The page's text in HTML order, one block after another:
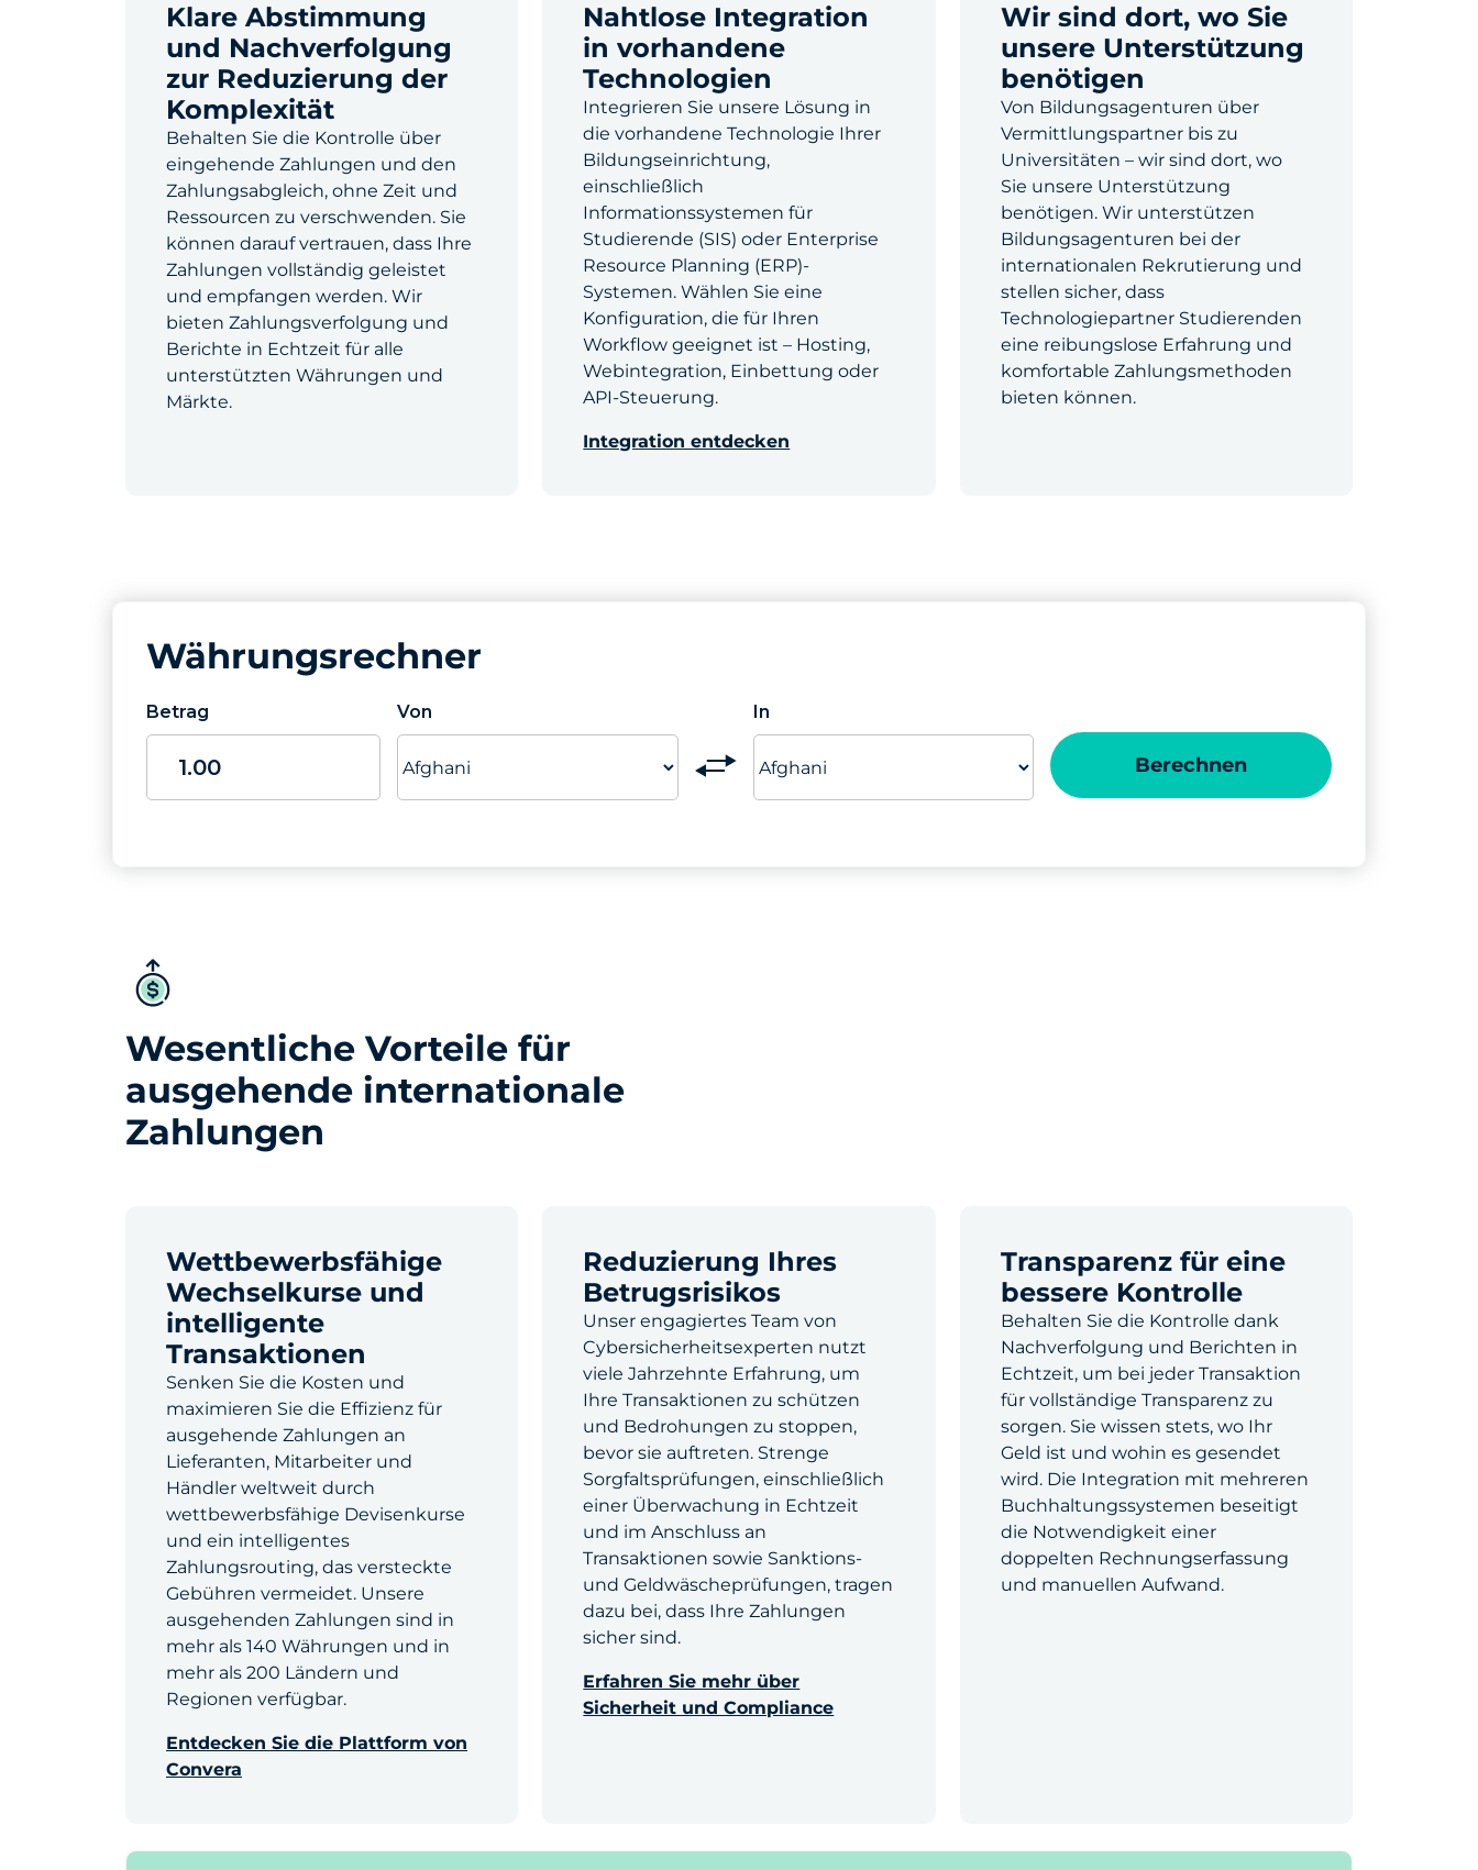
Klare Abstimmung
und Nachverfolgung
zur Reduzierung der
Komplexität
Behalten Sie die Kontrolle über
eingehende Zahlungen und den
Zahlungsabgleich, ohne Zeit und
Ressourcen zu verschwenden. Sie
können darauf vertrauen, dass Ihre
Zahlungen vollständig geleistet
und empfangen werden. Wir
bieten Zahlungsverfolgung und
Berichte in Echtzeit für alle
unterstützten Währungen und
Märkte.
Nahtlose Integration
in vorhandene
Technologien
Integrieren Sie unsere Lösung in
die vorhandene Technologie Ihrer
Bildungseinrichtung,
einschließlich
Informationssystemen für
Studierende (SIS) oder Enterprise
Resource Planning (ERP)-
Systemen. Wählen Sie eine
Konfiguration, die für Ihren
Workflow geeignet ist – Hosting,
Webintegration, Einbettung oder
API-Steuerung.
Integration entdecken
Wir sind dort, wo Sie
unsere Unterstützung
benötigen
Von Bildungsagenturen über
Vermittlungspartner bis zu
Universitäten – wir sind dort, wo
Sie unsere Unterstützung
benötigen. Wir unterstützen
Bildungsagenturen bei der
internationalen Rekrutierung und
stellen sicher, dass
Technologiepartner Studierenden
eine reibungslose Erfahrung und
komfortable Zahlungsmethoden
bieten können.
Währungsrechner
Betrag
Von
Switch
currencies
In
Berechnen
Wesentliche Vorteile für
ausgehende internationale
Zahlungen
Wettbewerbsfähige
Wechselkurse und
intelligente
Transaktionen
Senken Sie die Kosten und
maximieren Sie die Effizienz für
ausgehende Zahlungen an
Lieferanten, Mitarbeiter und
Händler weltweit durch
wettbewerbsfähige Devisenkurse
und ein intelligentes
Zahlungsrouting, das versteckte
Gebühren vermeidet. Unsere
ausgehenden Zahlungen sind in
mehr als 140 Währungen und in
mehr als 200 Ländern und
Regionen verfügbar.
Entdecken Sie die Plattform von
Convera
Reduzierung Ihres
Betrugsrisikos
Unser engagiertes Team von
Cybersicherheitsexperten nutzt
viele Jahrzehnte Erfahrung, um
Ihre Transaktionen zu schützen
und Bedrohungen zu stoppen,
bevor sie auftreten. Strenge
Sorgfaltsprüfungen, einschließlich
einer Überwachung in Echtzeit
und im Anschluss an
Transaktionen sowie Sanktions-
und Geldwäscheprüfungen, tragen
dazu bei, dass Ihre Zahlungen
sicher sind.
Erfahren Sie mehr über
Sicherheit und Compliance
Transparenz für eine
bessere Kontrolle
Behalten Sie die Kontrolle dank
Nachverfolgung und Berichten in
Echtzeit, um bei jeder Transaktion
für vollständige Transparenz zu
sorgen. Sie wissen stets, wo Ihr
Geld ist und wohin es gesendet
wird. Die Integration mit mehreren
Buchhaltungssystemen beseitigt
die Notwendigkeit einer
doppelten Rechnungserfassung
und manuellen Aufwand.